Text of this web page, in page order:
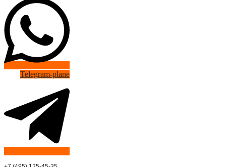
Telegram-plane